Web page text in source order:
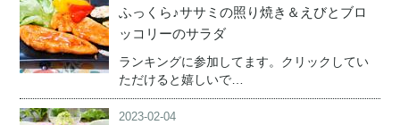
ふっくら♪ササミの照り焼き＆えびとブロ
ッコリーのサラダ
ランキングに参加してます。クリックしてい
ただけると嬉しいで…
2023-02-04